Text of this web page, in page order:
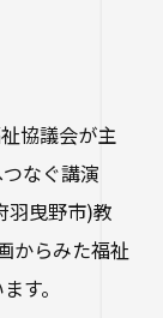
）
ス
ラム
ジプラザi
協議会が主
なぐ講演
羽曳野市)教
からみた福祉
す。